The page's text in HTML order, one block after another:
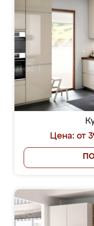
Цена: от